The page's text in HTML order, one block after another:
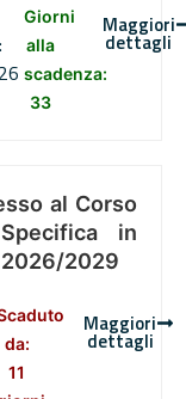
:
Giorni
alla
scadenza:
33
Maggiori
dettagli
al Corso
in
2026/2029
da:
11
Maggiori
dettagli